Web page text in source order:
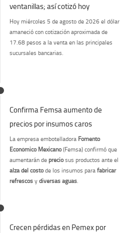
ventanillas; así cotizó hoy
Hoy miércoles 5 de agosto de 2026 el dólar
amaneció con cotización aproximada de
17.68 pesos a la venta en las principales
sucursales bancarias.
Confirma Femsa aumento de
precios por insumos caros
La empresa embotelladora Fomento
Económico Mexicano(Femsa) confirmó que
aumentarán de preciosus productos ante el
alza del costode los insumos parafabricar
refrescosydiversas aguas.
Crecen pérdidas en Pemex por